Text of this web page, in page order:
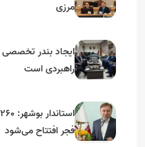
مرزی
ایجاد بندر
راهبردی است
فجر افتتاح می‌شود